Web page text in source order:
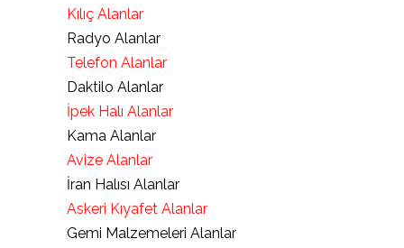
Kılıç Alanlar
Radyo Alanlar
Telefon Alanlar
Daktilo Alanlar
İpek Halı Alanlar
Kama Alanlar
Avize Alanlar
İran Halısı Alanlar
Askeri Kıyafet Alanlar
Gemi Malzemeleri Alanlar